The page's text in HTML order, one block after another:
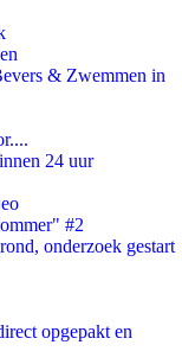
& Zwemmen in
24 uur
#2
onderzoek gestart
opgepakt en